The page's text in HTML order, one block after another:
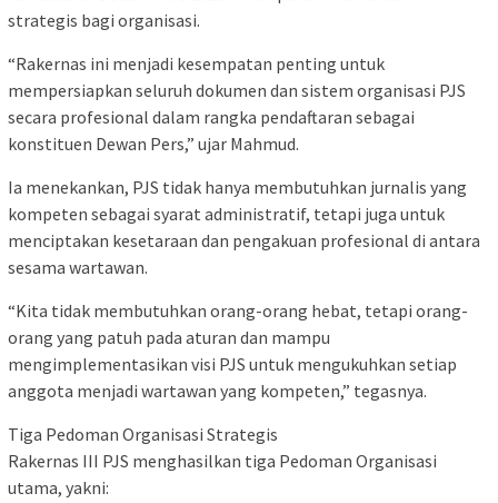
strategis bagi organisasi.
“Rakernas ini menjadi kesempatan penting untuk
mempersiapkan seluruh dokumen dan sistem organisasi PJS
secara profesional dalam rangka pendaftaran sebagai
konstituen Dewan Pers,” ujar Mahmud.
Ia menekankan, PJS tidak hanya membutuhkan jurnalis yang
kompeten sebagai syarat administratif, tetapi juga untuk
menciptakan kesetaraan dan pengakuan profesional di antara
sesama wartawan.
“Kita tidak membutuhkan orang-orang hebat, tetapi orang-
orang yang patuh pada aturan dan mampu
mengimplementasikan visi PJS untuk mengukuhkan setiap
anggota menjadi wartawan yang kompeten,” tegasnya.
Tiga Pedoman Organisasi Strategis
Rakernas III PJS menghasilkan tiga Pedoman Organisasi
utama, yakni: